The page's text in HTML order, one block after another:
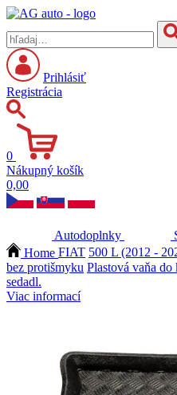
Prihlásiť
Registrácia
0
Nákupný košík
0,00
Autodoplnky
Home FIAT 500 L (2012 -
bez protišmyku Plastová vaňa
sedadl.
Viac informací